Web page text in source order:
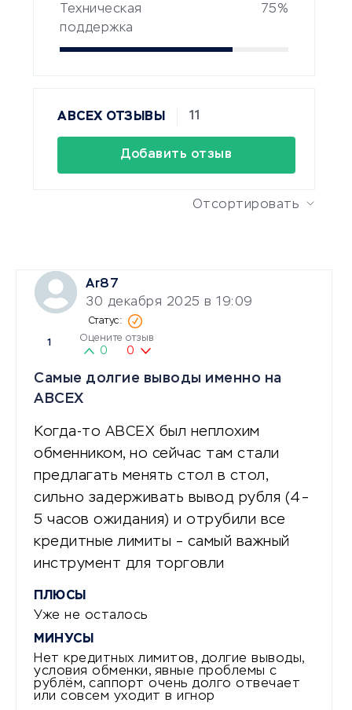
Техническая
поддержка
75%
ABCEX ОТЗЫВЫ 11
Добавить отзыв
Отсортировать
Ar87
30 декабря 2025 в 19:09
1 Оцените отзыв
0 0
Самые долгие выводы именно на
ABCEX
Когда-то ABCEX был неплохим
обменником, но сейчас там стали
предлагать менять стол в стол,
сильно задерживать вывод рубля (4–
5 часов ожидания) и отрубили все
кредитные лимиты – самый важный
инструмент для торговли
ПЛЮСЫ
Уже не осталось
МИНУСЫ
Нет кредитных лимитов, долгие выводы,
условия обменки, явные проблемы с
рублём, саппорт очень долго отвечает
или совсем уходит в игнор